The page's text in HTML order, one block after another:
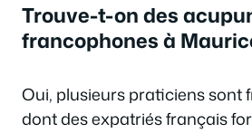
Trouve-t-on des
francophones à
Oui, plusieurs praticiens sont
dont des expatriés français